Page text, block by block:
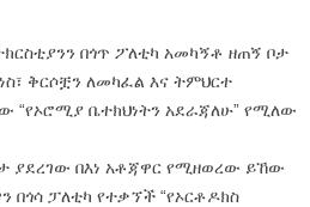
በጎጥ ፖለቲካ አመካኝቶ ዘጠኝ ቦታ
ቅርሶቿን ለመካፈል እና ትምህርተ
“የኦሮሚያ ቤተክህነትን አደራጃለሁ” የሚለው
በእነ አቶጃዋር የሚዘወረው ይኸው
በጎሳ ፓለቲካ የተቃኘች “የኦርቶዶክስ